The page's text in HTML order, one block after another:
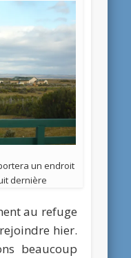
un endroit
dernière
au refuge
hier.
beaucoup